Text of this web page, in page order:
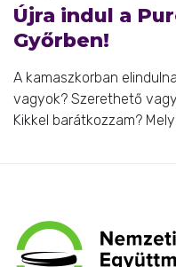
Újra indul a
Győrben!
A kamaszkorban
vagyok? Szerethető
Kikkel barátkozzam?